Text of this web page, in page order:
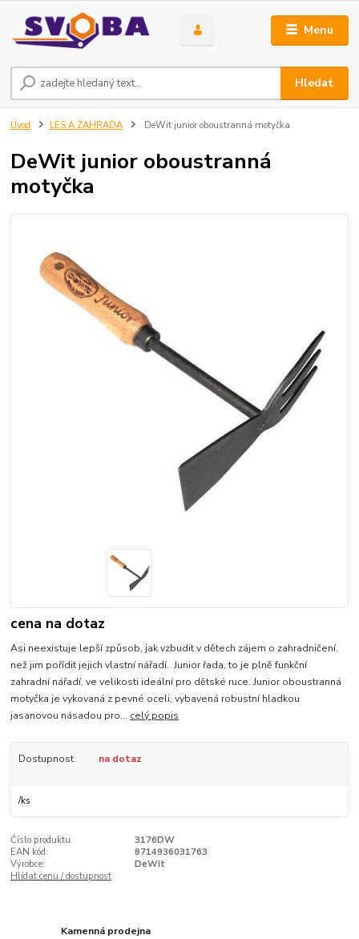
Menu
Hledat
Úvod LES A ZAHRADA DeWit junior oboustranná motyčka
DeWit junior oboustranná
motyčka
cena na dotaz
Asi neexistuje lepší způsob, jak vzbudit v dětech zájem o zahradničení,
než jim pořídit jejich vlastní nářadí. Junior řada, to je plně funkční
zahradní nářadí, ve velikosti ideální pro dětské ruce. Junior oboustranná
motyčka je vykovaná z pevné oceli, vybavená robustní hladkou
jasanovou násadou pro... celý popis
Dostupnost na dotaz
/ks
Číslo produktu:
3176DW
EAN kód:
8714936031763
Výrobce:
DeWit
Hlídat cenu / dostupnost
Kamenná prodejna